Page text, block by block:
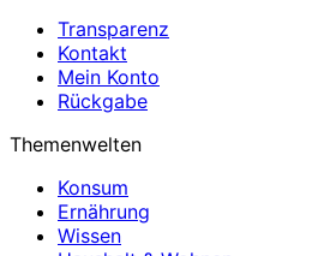
Transparenz
Kontakt
Mein Konto
Rückgabe
Themenwelten
Konsum
Ernährung
Wissen